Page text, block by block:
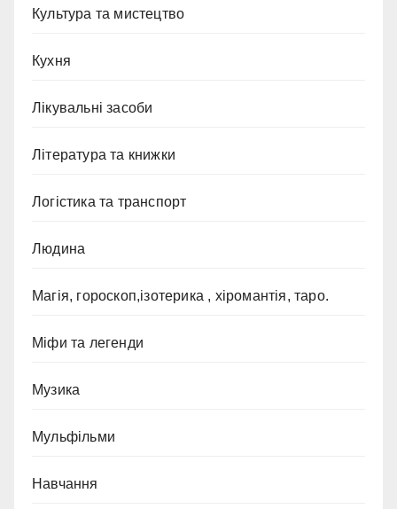
Культура та мистецтво
Кухня
Лікувальні засоби
Література та книжки
Логістика та транспорт
Людина
Магія, гороскоп,ізотерика , хіромантія, таро.
Міфи та легенди
Музика
Мульфільми
Навчання